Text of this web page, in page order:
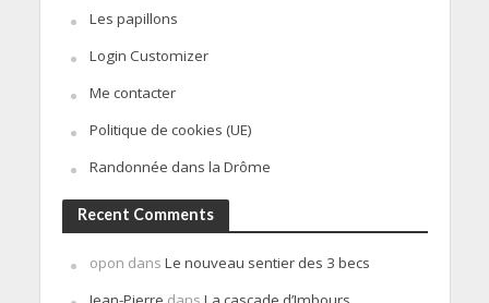
Les papillons
Login Customizer
Me contacter
Politique de cookies (UE)
Randonnée dans la Drôme
Recent Comments
opon dans Le nouveau sentier des 3 becs